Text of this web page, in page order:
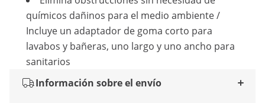
químicos dañinos para el medio ambiente /
Incluye un adaptador de goma corto para
lavabos y bañeras, uno largo y uno ancho para
sanitarios
Información sobre el envío